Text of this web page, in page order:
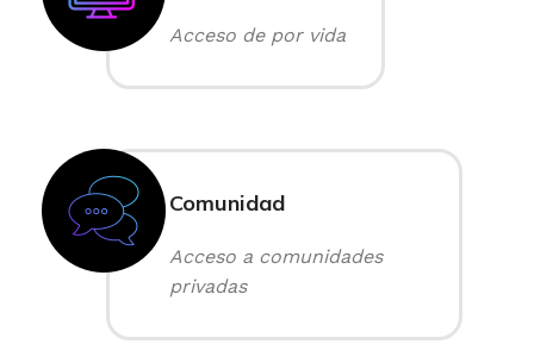
Acceso de por vida
Comunidad
Acceso a comunidades
privadas